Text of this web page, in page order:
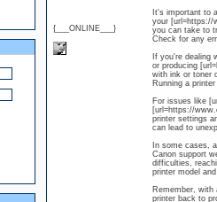
{___ONLINE___}
It's important to
your [url=https://
you can take to
Check for any
If you're dealing
or producing
with ink or toner
Running a
For issues like
[url=https://
printer settings
can lead to
In some cases,
Canon support
difficulties,
printer model
Remember, with
printer back to